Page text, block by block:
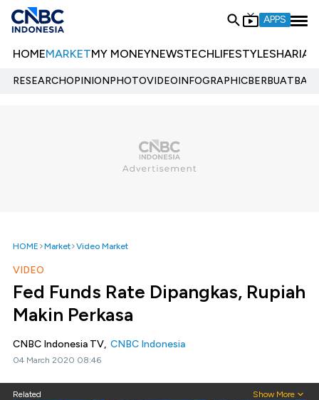
APPS
HOMEMARKETMY MONEYNEWSTECHLIFESTYLESHARIA
RESEARCHOPINIONPHOTOVIDEOINFOGRAPHIC
HOME Market Video Market
VIDEO
Fed Funds Rate Dipangkas, Rupiah
Makin Perkasa
CNBC Indonesia TV, CNBC Indonesia
04 March 2020 08:46
Related Show More